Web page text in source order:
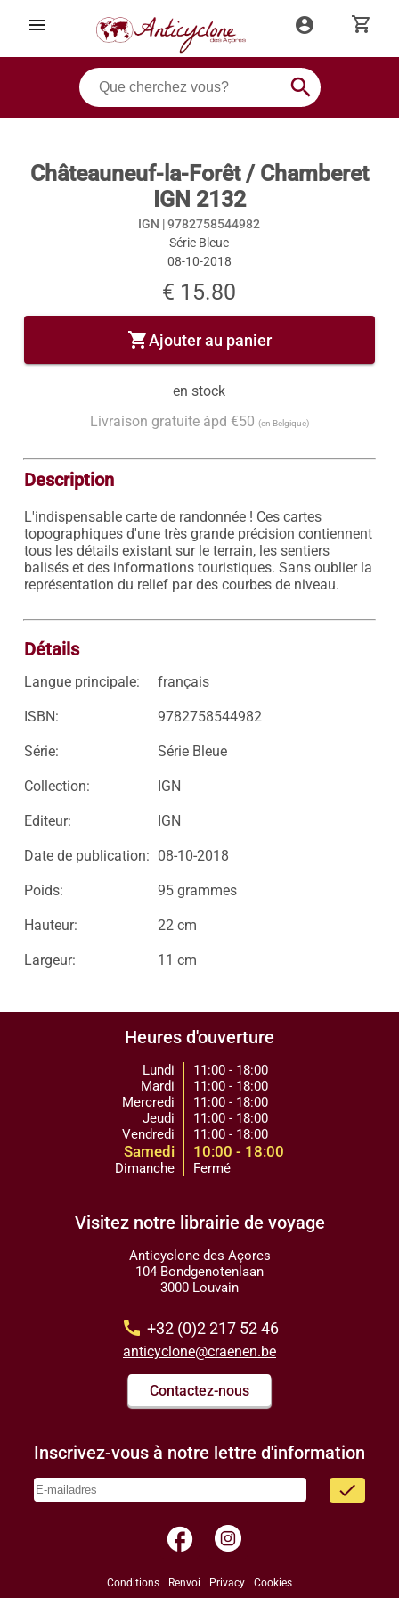
menu account_circle shopping_cart
search
Châteauneuf-la-Forêt / Chamberet
IGN 2132
IGN |9782758544982
Série Bleue
08-10-2018
€ 15.80
shopping_cartAjouter au panier
en stock
Livraison gratuite àpd €50 (en Belgique)
Description
L'indispensable carte de randonnée ! Ces cartes
topographiques d'une très grande précision contiennent
tous les détails existant sur le terrain, les sentiers
balisés et des informations touristiques. Sans oublier la
représentation du relief par des courbes de niveau.
Détails
Langue principale: français
ISBN: 9782758544982
Série: Série Bleue
Collection: IGN
Editeur: IGN
Date de publication: 08-10-2018
Poids: 95 grammes
Hauteur: 22 cm
Largeur: 11 cm
Heures d'ouverture
Lundi
Mardi
Mercredi
Jeudi
Vendredi
Samedi
Dimanche
11:00 - 18:00
11:00 - 18:00
11:00 - 18:00
11:00 - 18:00
11:00 - 18:00
10:00 - 18:00
Fermé
Visitez notre librairie de voyage
Anticyclone des Açores
104 Bondgenotenlaan
3000 Louvain
call +32 (0)2 217 52 46
anticyclone@craenen.be
Contactez-nous
Inscrivez-vous à notre lettre d'information
done
facebook
Conditions Renvoi Privacy Cookies